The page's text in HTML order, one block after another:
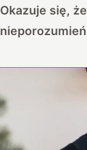
Okazuje się,